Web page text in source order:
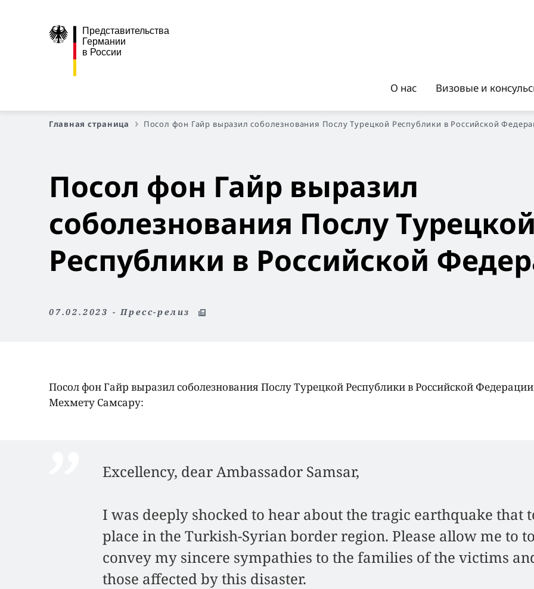
Представительства
Германии
в России
О нас Визовые и
Главная страница Посол фон Гайр выразил соболезнования Послу Турецкой Республики в Российской
Посол фон Гайр выразил
соболезнования Послу
Республики в Российской
07.02.2023 - Пресс-релиз
Посол фон Гайр выразил соболезнования Послу Турецкой Республики в Российской Федерации
Мехмету Самсару:
Excellency, dear Ambassador Samsar,
I was deeply shocked to hear about the tragic earthquake that
place in the Turkish-Syrian border region. Please allow me to
convey my sincere sympathies to the families of the victims
those affected by this disaster.